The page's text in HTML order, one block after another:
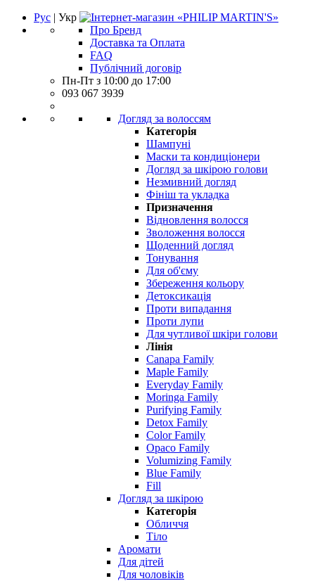
Рус | Укр
Про Бренд
Доставка та Оплата
FAQ
Публічний договір
Пн-Пт з 10:00 до 17:00
093 067 3939
Догляд за волоссям
Категорія
Шампуні
Маски та кондиціонери
Догляд за шкірою голови
Незмивний догляд
Фініш та укладка
Призначення
Відновлення волосся
Зволоження волосся
Щоденний догляд
Тонування
Для об'єму
Збереження кольору
Детоксикація
Проти випадання
Проти лупи
Для чутливої ​​шкіри голови
Лінія
Canapa Family
Maple Family
Everyday Family
Moringa Family
Purifying Family
Detox Family
Color Family
Opaco Family
Volumizing Family
Blue Family
Fill
Догляд за шкірою
Категорія
Обличчя
Тіло
Аромати
Для дітей
Для чоловіків